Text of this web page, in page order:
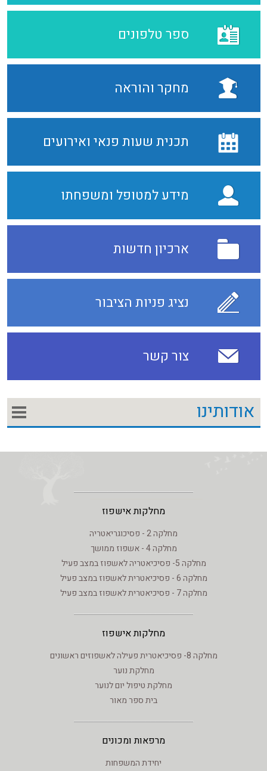
ספר טלפונים
מחקר והוראה
תכנית שעות פנאי ואירועים
מידע למטופל ומשפחתו
ארכיון חדשות
נציג פניות הציבור
צור קשר
אודותינו
מחלקות אישפוז
מחלקה 2 - פסיכוגריאטריה
מחלקה 4 - אשפוז ממושך
מחלקה 5- פסיכיאטריה לאשפוז במצב פעיל
מחלקה 6 - פסיכיאטרית לאשפוז במצב פעיל
מחלקה 7 - פסיכיאטרית לאשפוז במצב פעיל
מחלקות אישפוז
מחלקה 8- פסיכיאטרית פעילה לאשפוזים ראשונים
מחלקת נוער
מחלקת טיפול יום לנוער
בית ספר מאור
מרפאות ומכונים
יחידת המשפחות